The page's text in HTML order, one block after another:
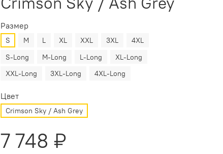
Размер
S M L XL XXL 3XL
4XL
S-Long
M-Long L-Long
XL-Long
XXL-Long
3XL-Long 4XL-Long
Цвет
Crimson Sky / Ash Grey
7 748 ₽